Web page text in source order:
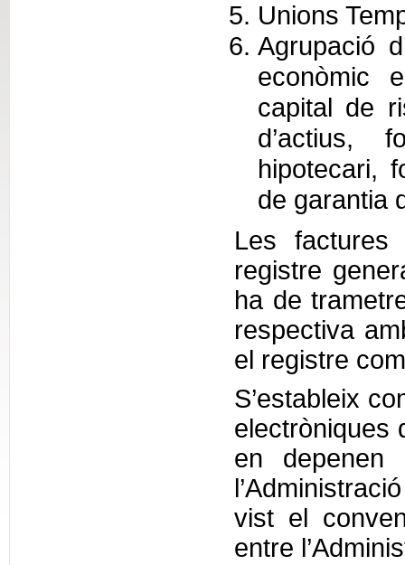
Unions
Agrupació
econòmic
capital de
d’actius,
hipotecari,
de garantia
Les
registre
ha de
respectiva
el registre
S’estableix
electròniques
en depenen
vist el
entre